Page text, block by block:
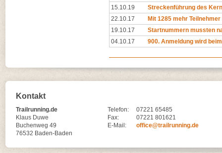
15.10.19
Streckenführung des
22.10.17
Mit 1285 mehr
19.10.17
Startnummern mussten
04.10.17
900. Anmeldung wird
Kontakt
Trailrunning.de
Klaus Duwe
Buchenweg 49
76532 Baden-Baden
Telefon:
07221 65485
Fax:
07221 801621
E-Mail:
office@trailrunning.de